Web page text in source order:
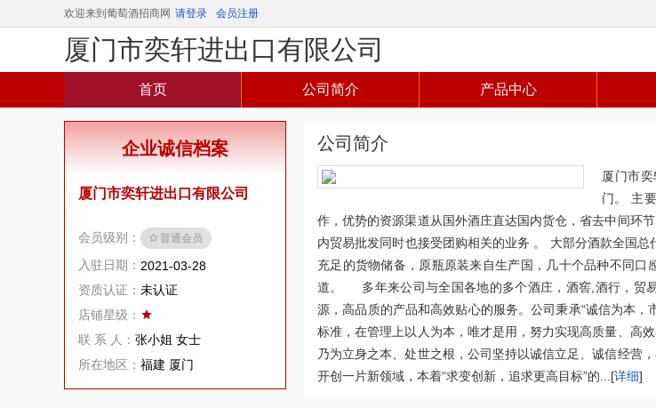
欢迎来到葡萄酒招商网 请登录 会员注册
厦门市奕轩进出口有限公司
首页 公司简介 产品中心
企业诚信档案
厦门市奕轩进出口有限公司
会员级别： 普通会员
入驻日期： 2021-03-28
资质认证： 未认证
店铺星级：
联 系 人： 张小姐 女士
所在地区： 福建 厦门
公司简介
厦门市
门。 主
作，优势的资源渠道从国外酒庄直达国内货仓，省去中间环
内贸易批发同时也接受团购相关的业务 。 大部分酒款全国
充足的货物储备，原瓶原装来自生产国，几十个品种不同
道。 多年来公司与全国各地的多个酒庄，酒窖,酒行，贸
源，高品质的产品和高效贴心的服务。公司秉承“诚信为本
标准，在管理上以人为本，唯才是用，努力实现高质量、高
乃为立身之本、处世之根，公司坚持以诚信立足、诚信经营
开创一片新领域，本着“求变创新，追求更高目标”的...[详细]